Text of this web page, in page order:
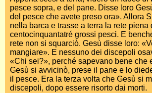
pesce sopra, e del pane. Disse loro
del pesce che avete preso ora». Allora
nella barca e trasse a terra la rete piena
centocinquantatré grossi pesci. E
rete non si squarciò. Gesù disse loro:
mangiare». E nessuno dei discepoli
«Chi sei?», perché sapevano bene che
Gesù si avvicinò, prese il pane e lo
il pesce. Era la terza volta che Gesù si
discepoli, dopo essere risorto dai morti.